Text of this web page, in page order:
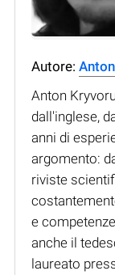
Autore:
Anton
dall'inglese,
anni di
argomento:
riviste
e
anche il
laureato